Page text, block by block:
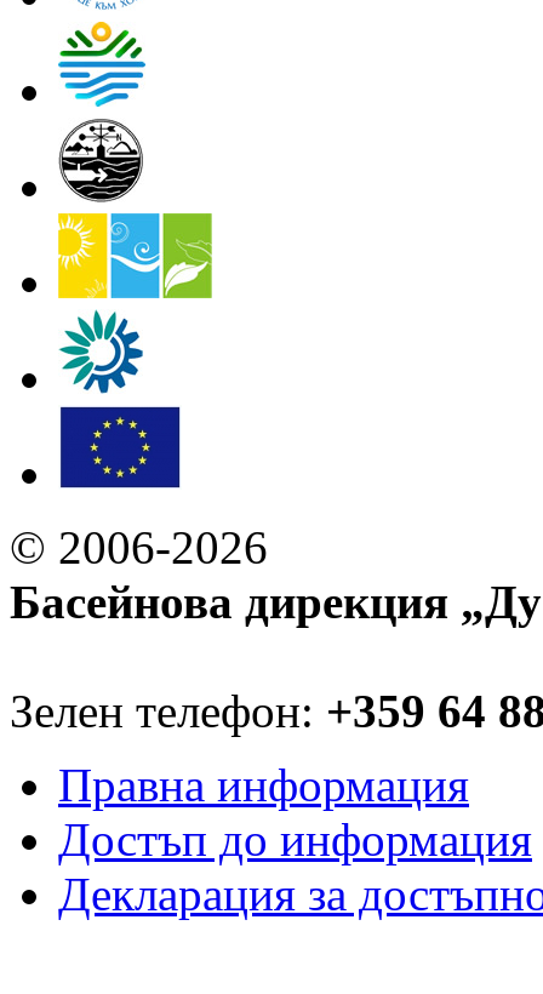
© 2006-2026
Басейнова дирекция
Зелен телефон: +359 64
Правна информация
Достъп до информация
Декларация за